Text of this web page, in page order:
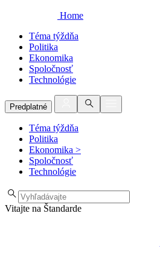
Home
Téma týždňa
Politika
Ekonomika
Spoločnosť
Technológie
Predplatné
Téma týždňa
Politika
Ekonomika >
Spoločnosť
Technológie
Vitajte na Štandarde